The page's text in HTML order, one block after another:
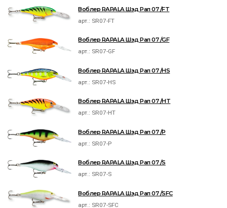
Воблер RAPALA Шэд Рап 07 /FT
арт.: SR07-FT
Воблер RAPALA Шэд Рап 07 /GF
арт.: SR07-GF
Воблер RAPALA Шэд Рап 07 /HS
арт.: SR07-HS
Воблер RAPALA Шэд Рап 07 /HT
арт.: SR07-HT
Воблер RAPALA Шэд Рап 07 /P
арт.: SR07-P
Воблер RAPALA Шэд Рап 07 /S
арт.: SR07-S
Воблер RAPALA Шэд Рап 07 /SFC
арт.: SR07-SFC